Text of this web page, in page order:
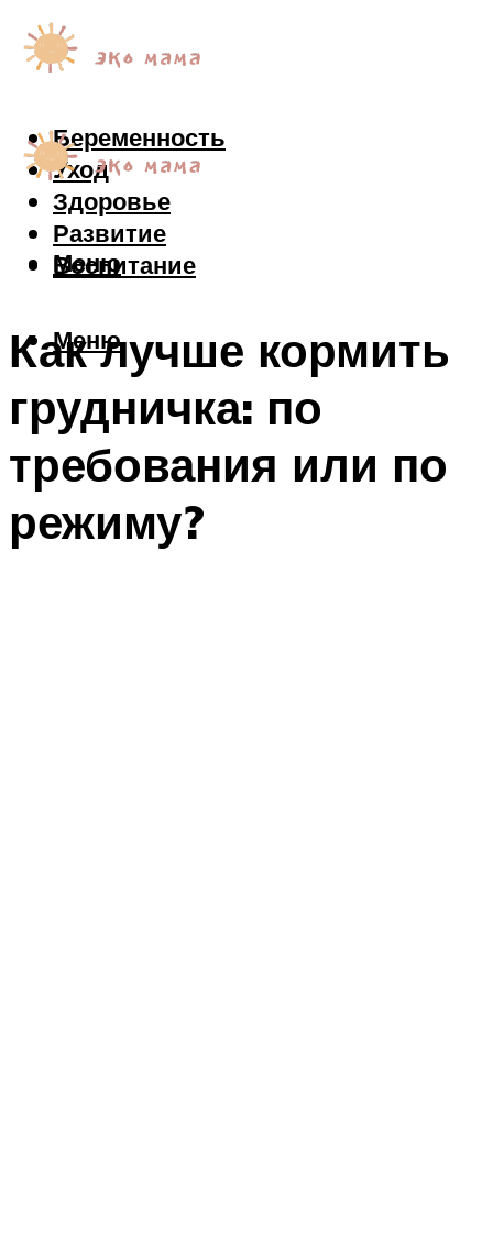
Беременность
Уход
Здоровье
Развитие
Воспитание
Меню
Меню
Как лучше кормить
грудничка: по
требования или по
режиму?